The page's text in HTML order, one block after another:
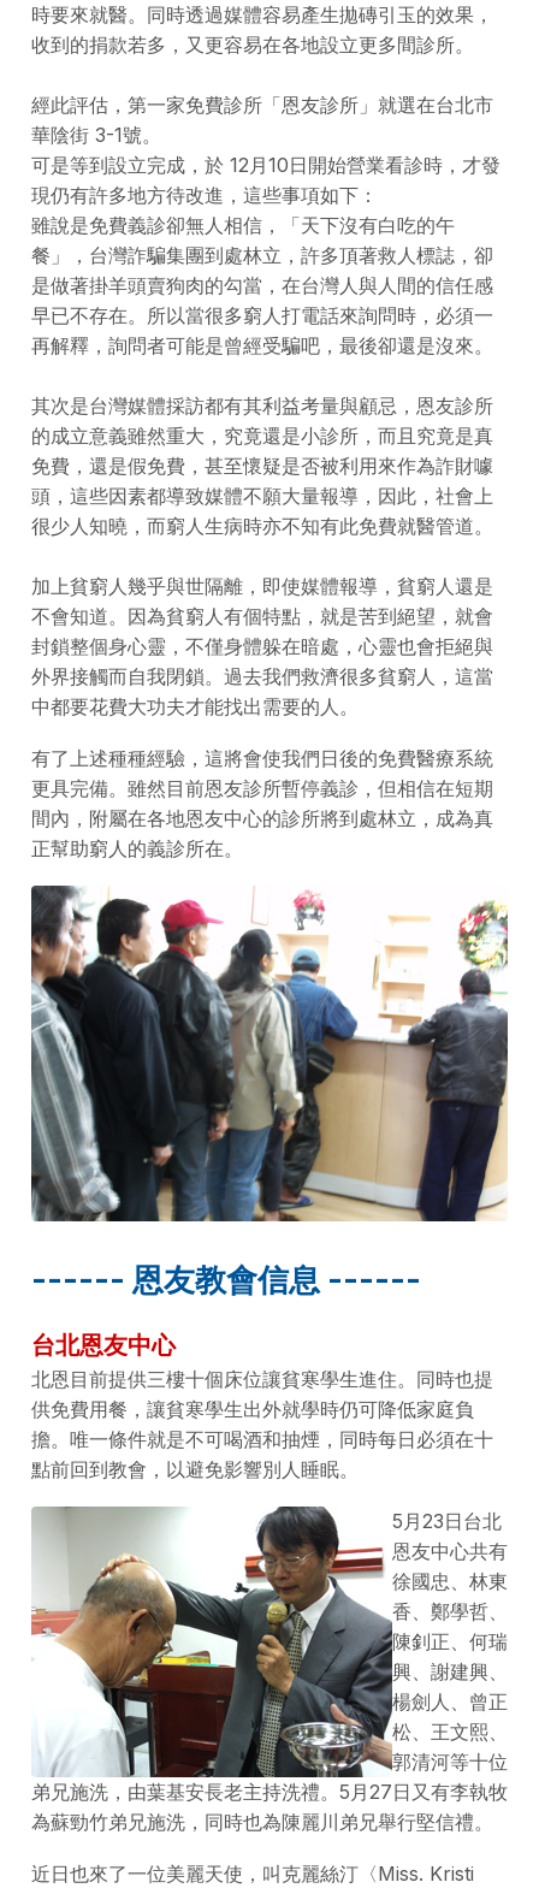
時要來就醫。同時透過媒體容易產生拋磚引玉的效果，
收到的捐款若多，又更容易在各地設立更多間診所。
經此評估，第一家免費診所「恩友診所」就選在台北市
華陰街 3-1號。
可是等到設立完成，於 12月10日開始營業看診時，才發
現仍有許多地方待改進，這些事項如下：
雖說是免費義診卻無人相信，「天下沒有白吃的午
餐」，台灣詐騙集團到處林立，許多頂著救人標誌，卻
是做著掛羊頭賣狗肉的勾當，在台灣人與人間的信任感
早已不存在。所以當很多窮人打電話來詢問時，必須一
再解釋，詢問者可能是曾經受騙吧，最後卻還是沒來。
其次是台灣媒體採訪都有其利益考量與顧忌，恩友診所
的成立意義雖然重大，究竟還是小診所，而且究竟是真
免費，還是假免費，甚至懷疑是否被利用來作為詐財噱
頭，這些因素都導致媒體不願大量報導，因此，社會上
很少人知曉，而窮人生病時亦不知有此免費就醫管道。
加上貧窮人幾乎與世隔離，即使媒體報導，貧窮人還是
不會知道。因為貧窮人有個特點，就是苦到絕望，就會
封鎖整個身心靈，不僅身體躲在暗處，心靈也會拒絕與
外界接觸而自我閉鎖。過去我們救濟很多貧窮人，這當
中都要花費大功夫才能找出需要的人。
有了上述種種經驗，這將會使我們日後的免費醫療系統
更具完備。雖然目前恩友診所暫停義診，但相信在短期
間內，附屬在各地恩友中心的診所將到處林立，成為真
正幫助窮人的義診所在。
------ 恩友教會信息 ------
台北恩友中心
北恩目前提供三樓十個床位讓貧寒學生進住。同時也提
供免費用餐，讓貧寒學生出外就學時仍可降低家庭負
擔。唯一條件就是不可喝酒和抽煙，同時每日必須在十
點前回到教會，以避免影響別人睡眠。
5月23日台北
恩友中心共有
徐國忠、林東
香、鄭學哲、
陳釗正、何瑞
興、謝建興、
楊劍人、曾正
松、王文熙、
郭清河等十位
弟兄施洗，由葉基安長老主持洗禮。5月27日又有李執牧
為蘇勁竹弟兄施洗，同時也為陳麗川弟兄舉行堅信禮。
近日也來了一位美麗天使，叫克麗絲汀〈Miss. Kristi